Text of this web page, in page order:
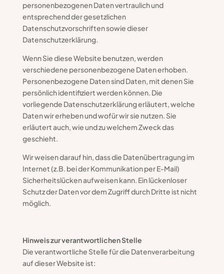
personenbezogenen Daten vertraulich und
entsprechend der gesetzlichen
Datenschutzvorschriften sowie dieser
Datenschutzerklärung.
Wenn Sie diese Website benutzen, werden
verschiedene personenbezogene Daten erhoben.
Personenbezogene Daten sind Daten, mit denen Sie
persönlich identifiziert werden können. Die
vorliegende Datenschutzerklärung erläutert, welche
Daten wir erheben und wofür wir sie nutzen. Sie
erläutert auch, wie und zu welchem Zweck das
geschieht.
Wir weisen darauf hin, dass die Datenübertragung im
Internet (z.B. bei der Kommunikation per E-Mail)
Sicherheitslücken aufweisen kann. Ein lückenloser
Schutz der Daten vor dem Zugriff durch Dritte ist nicht
möglich.
Hinweis zur verantwortlichen Stelle
Die verantwortliche Stelle für die Datenverarbeitung
auf dieser Website ist: